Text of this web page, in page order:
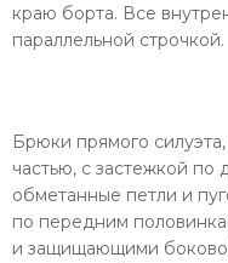
краю борта. Все
параллельной строчкой.
Брюки прямого
частью, с застежкой
обметанные петли и
по передним
и защищающими